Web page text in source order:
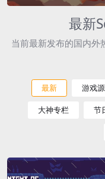
最新
当前最新发布的国内外
最新 游戏
大神专栏 节